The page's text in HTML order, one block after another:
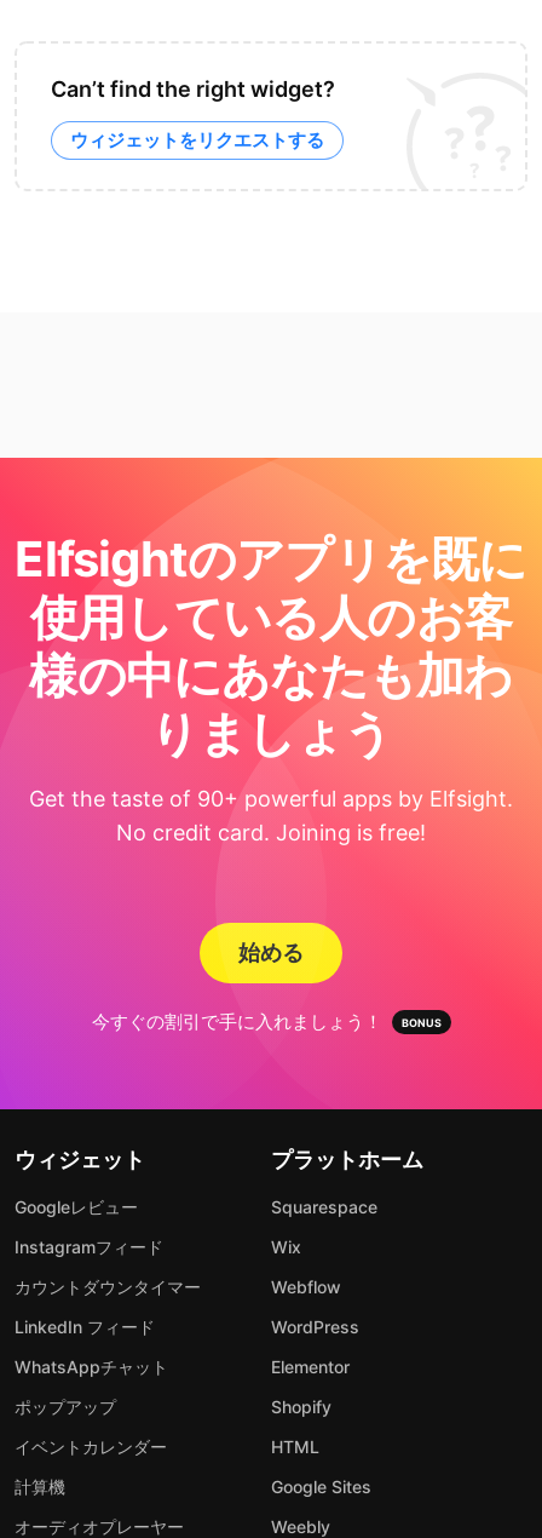
Can’t find the right widget?
ウィジェットをリクエストする
Elfsightのアプリを既に
使用している人のお客
様の中にあなたも加わ
りましょう
Get the taste of 90+ powerful apps by Elfsight.
No credit card. Joining is free!
始める
今すぐの割引で手に入れましょう！
ウィジェット
Googleレビュー
Instagramフィード
カウントダウンタイマー
LinkedIn フィード
WhatsAppチャット
ポップアップ
イベントカレンダー
計算機
オーディオプレーヤー
プラットホーム
Squarespace
Wix
Webflow
WordPress
Elementor
Shopify
HTML
Google Sites
Weebly